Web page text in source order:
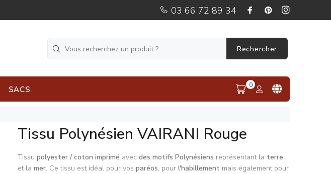
03 66 72 89 34
Rechercher
SACS 0
Tissu Polynésien VAIRANI Rouge
Tissu polyester / coton imprimé avec des motifs Polynésiens représentant la terre
et la mer. Ce tissu est idéal pour vos paréos, pour l'habillement mais également pour